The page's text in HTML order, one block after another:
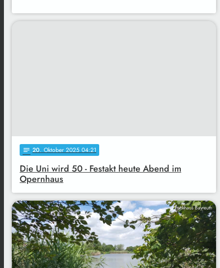
notes 20. Oktober 2025 04:21
Die Uni wird 50 - Festakt heute Abend im
Opernhaus
Funkhaus Bayreuth